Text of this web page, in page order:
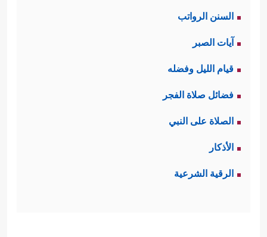
السنن الرواتب
آيات الصبر
قيام الليل وفضله
فضائل صلاة الفجر
الصلاة على النبي
الأذكار
الرقية الشرعية